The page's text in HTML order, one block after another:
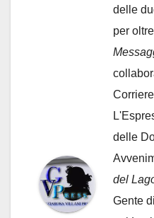
delle
per
delle
del
Gente